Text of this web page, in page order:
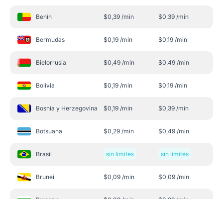
Benín $0,39 /min $0,39 /min
Bermudas $0,19 /min $0,19 /min
Bielorrusia $0,49 /min $0,49 /min
Bolivia $0,19 /min $0,19 /min
Bosnia y Herzegovina $0,19 /min $0,39 /min
Botsuana $0,29 /min $0,49 /min
Brasil sin límites sin límites
Brunei $0,09 /min $0,09 /min